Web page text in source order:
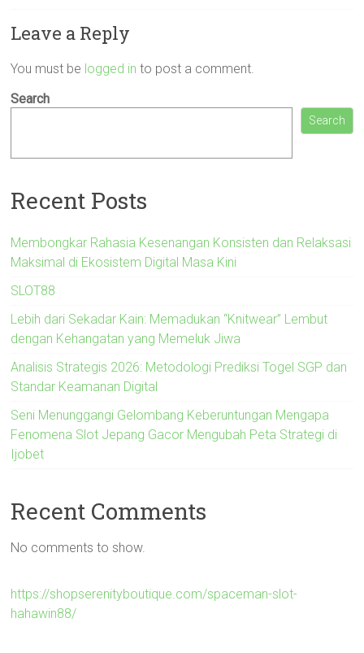
Leave a Reply
You must be logged in to post a comment.
Search
Search
Recent Posts
Membongkar Rahasia Kesenangan Konsisten dan Relaksasi
Maksimal di Ekosistem Digital Masa Kini
SLOT88
Lebih dari Sekadar Kain: Memadukan “Knitwear” Lembut
dengan Kehangatan yang Memeluk Jiwa
Analisis Strategis 2026: Metodologi Prediksi Togel SGP dan
Standar Keamanan Digital
Seni Menunggangi Gelombang Keberuntungan Mengapa
Fenomena Slot Jepang Gacor Mengubah Peta Strategi di
Ijobet
Recent Comments
No comments to show.
https://shopserenityboutique.com/spaceman-slot-
hahawin88/